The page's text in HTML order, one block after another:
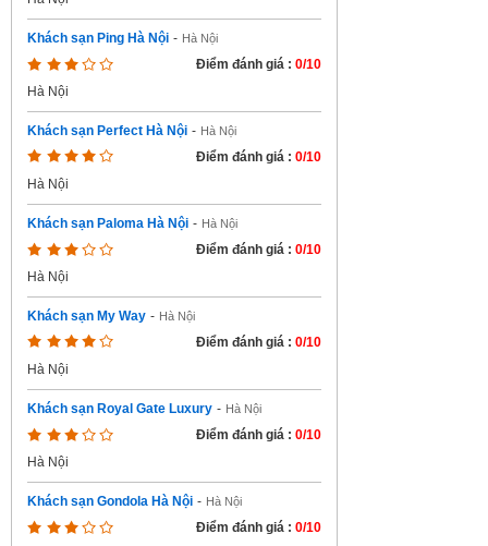
Khách sạn Ping Hà Nội - Hà Nội
Điểm đánh giá : 0/10
Hà Nội
Khách sạn Perfect Hà Nội - Hà Nội
Điểm đánh giá : 0/10
Hà Nội
Khách sạn Paloma Hà Nội - Hà Nội
Điểm đánh giá : 0/10
Hà Nội
Khách sạn My Way - Hà Nội
Điểm đánh giá : 0/10
Hà Nội
Khách sạn Royal Gate Luxury - Hà Nội
Điểm đánh giá : 0/10
Hà Nội
Khách sạn Gondola Hà Nội - Hà Nội
Điểm đánh giá : 0/10